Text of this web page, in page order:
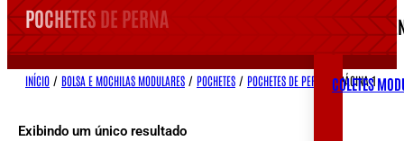
COLETES
POCHETES DE PERNA
INÍCIO / BOLSA E MOCHILAS MODULARES / POCHETES / POCHETES DE PERNA / PÁGINA 1
Exibindo um único resultado